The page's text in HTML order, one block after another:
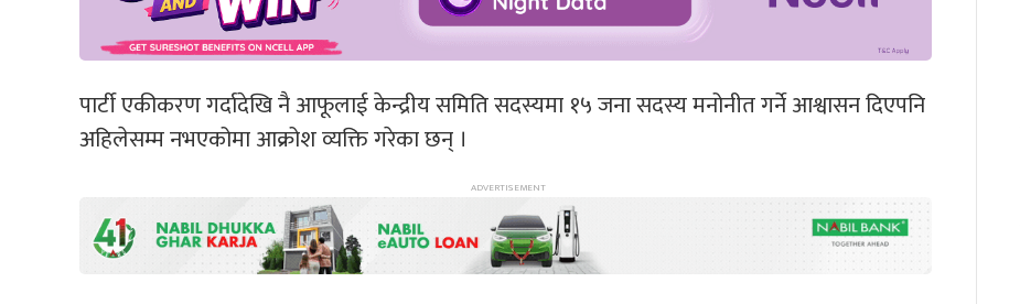
पार्टी एकीकरण गर्दादेखि नै आफूलाई केन्द्रीय समिति सदस्यमा १५ जना सदस्य मनोनीत गर्ने आश्वासन दिएपनि
अहिलेसम्म नभएकोमा आक्रोश व्यक्ति गरेका छन् ।